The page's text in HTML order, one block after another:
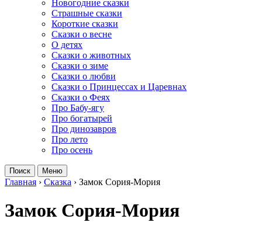
Новогодние сказки
Страшные сказки
Короткие сказки
Сказки о весне
О детях
Сказки о животных
Сказки о зиме
Сказки о любви
Сказки о Принцессах и Царевнах
Сказки о Феях
Про Бабу-ягу
Про богатырей
Про динозавров
Про лето
Про осень
Поиск Меню
Главная › Сказка › Замок Сория-Мория
Замок Сория-Мория